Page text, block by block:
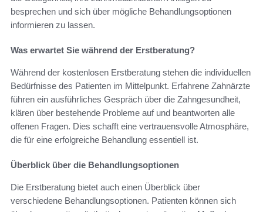
besprechen und sich über mögliche Behandlungsoptionen
informieren zu lassen.
Was erwartet Sie während der Erstberatung?
Während der kostenlosen Erstberatung stehen die individuellen
Bedürfnisse des Patienten im Mittelpunkt. Erfahrene Zahnärzte
führen ein ausführliches Gespräch über die Zahngesundheit,
klären über bestehende Probleme auf und beantworten alle
offenen Fragen. Dies schafft eine vertrauensvolle Atmosphäre,
die für eine erfolgreiche Behandlung essentiell ist.
Überblick über die Behandlungsoptionen
Die Erstberatung bietet auch einen Überblick über
verschiedene Behandlungsoptionen. Patienten können sich